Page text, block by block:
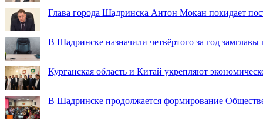
Глава города Шадринска Антон Мокан покидает
В Шадринске назначили четвёртого за год замглавы
Курганская область и Китай укрепляют
В Шадринске продолжается формирование